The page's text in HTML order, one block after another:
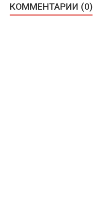
КОММЕНТАРИИ (0)